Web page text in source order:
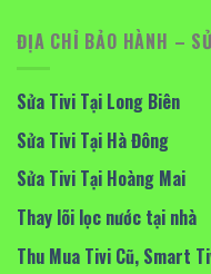
ĐỊA CHỈ BẢO HÀNH –
Sửa Tivi Tại Long Biên
Sửa Tivi Tại Hà Đông
Sửa Tivi Tại Hoàng Mai
Thay lõi lọc nước tại nhà
Thu Mua Tivi Cũ, Smart